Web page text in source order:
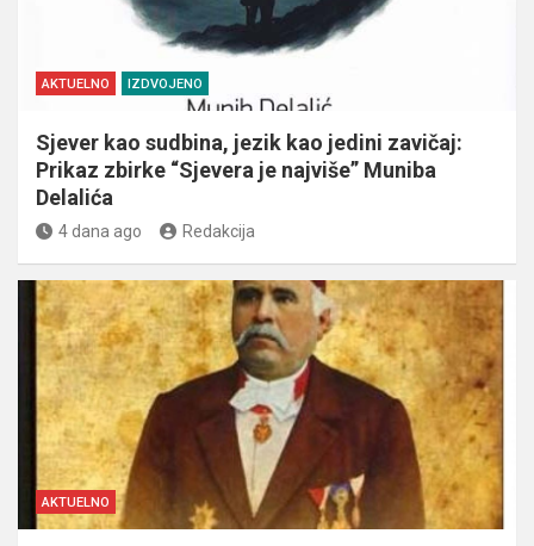
AKTUELNO IZDVOJENO
Sjever kao sudbina, jezik kao jedini zavičaj:
Prikaz zbirke “Sjevera je najviše” Muniba
Delalića
4 dana ago Redakcija
AKTUELNO